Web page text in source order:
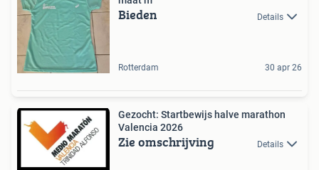
Bieden Details
Rotterdam 30 apr 26
Gezocht: Startbewijs halve marathon
Valencia 2026
Zie omschrijving Details